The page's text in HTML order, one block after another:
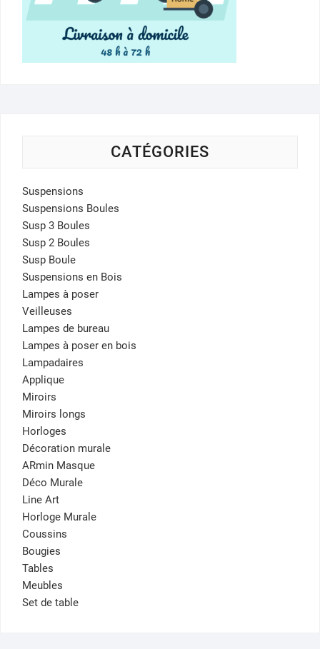
CATÉGORIES
Suspensions
Suspensions Boules
Susp 3 Boules
Susp 2 Boules
Susp Boule
Suspensions en Bois
Lampes à poser
Veilleuses
Lampes de bureau
Lampes à poser en bois
Lampadaires
Applique
Miroirs
Miroirs longs
Horloges
Décoration murale
ARmin Masque
Déco Murale
Line Art
Horloge Murale
Coussins
Bougies
Tables
Meubles
Set de table